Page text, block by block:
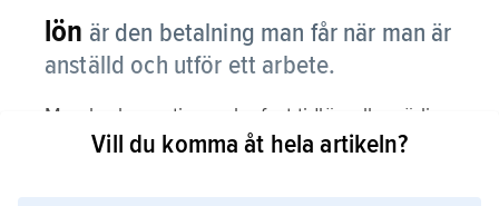
lön är den betalning man får när man är
anställd och utför ett arbete.
Man brukar antingen ha fast tidlön eller rörlig
Vill du komma åt hela artikeln?